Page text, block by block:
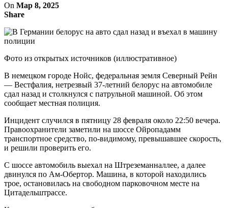
On Мар 8, 2025
Share
Фото из открытых источников (иллюстративное)
В немецком городе Нойс, федеральная земля Северный Рейн
— Вестфалия, нетрезвый 37-летний белорус на автомобиле
сдал назад и столкнулся с патрульной машиной. Об этом
сообщает местная полиция.
Инцидент случился в пятницу 28 февраля около 22:50 вечера.
Правоохранители заметили на шоссе Ойропадамм
транспортное средство, по-видимому, превышавшее скорость,
и решили проверить его.
С шоссе автомобиль выехал на Штреземанналлее, а далее
двинулся по Ам-Обертор. Машина, в которой находились
трое, остановилась на свободном парковочном месте на
Цитадельштрассе.